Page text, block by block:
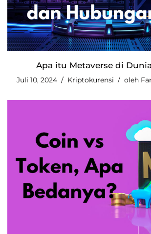
Apa itu Metaverse di
Juli 10, 2024 Kriptokurensi oleh